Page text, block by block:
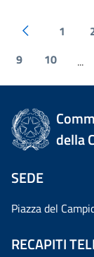
1
9
10 ...
della
SEDE
Piazza del
RECAPITI